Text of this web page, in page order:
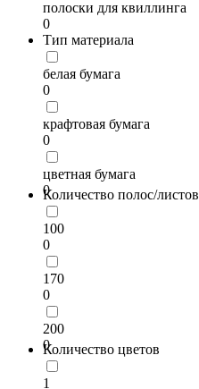
полоски для квиллинга
0
Тип материала
белая бумага
0
крафтовая бумага
0
цветная бумага
0
Количество полос/листов
100
0
170
0
200
0
Количество цветов
1